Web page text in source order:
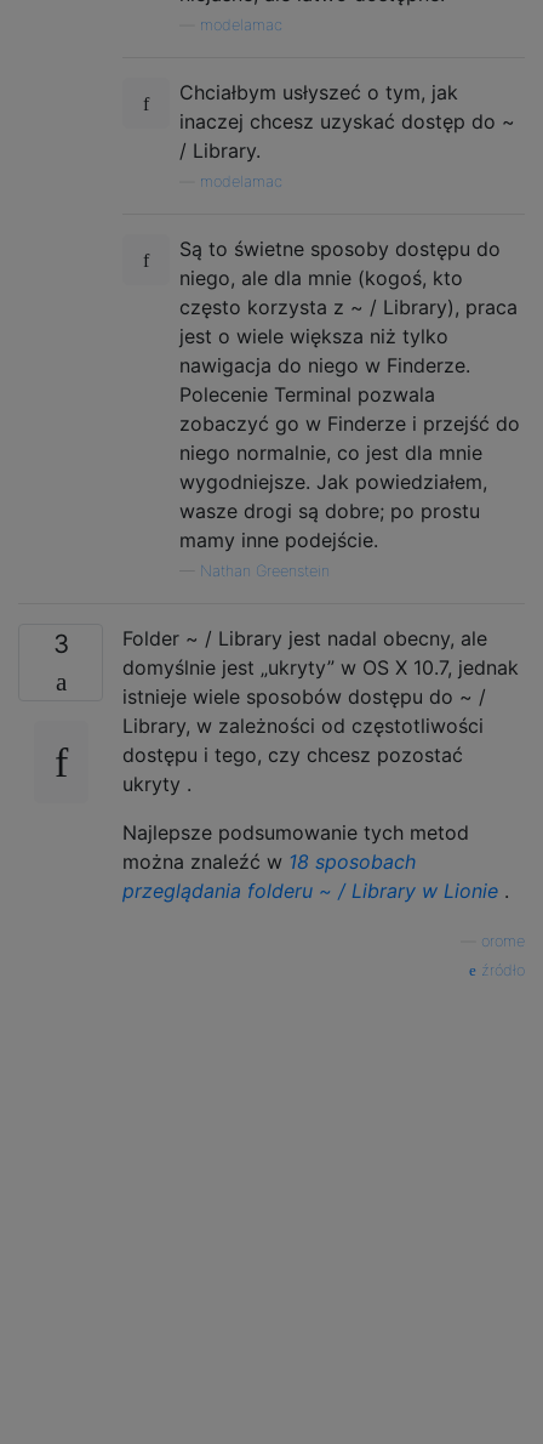
modelamac
Chciałbym usłyszeć o tym, jak
inaczej chcesz uzyskać dostęp do ~
/ Library.
modelamac
Są to świetne sposoby dostępu do
niego, ale dla mnie (kogoś, kto
często korzysta z ~ / Library), praca
jest o wiele większa niż tylko
nawigacja do niego w Finderze.
Polecenie Terminal pozwala
zobaczyć go w Finderze i przejść do
niego normalnie, co jest dla mnie
wygodniejsze. Jak powiedziałem,
wasze drogi są dobre; po prostu
mamy inne podejście.
Nathan Greenstein
3
Folder ~ / Library jest nadal obecny, ale
domyślnie jest „ukryty” w OS X 10.7, jednak
istnieje wiele sposobów dostępu do ~ /
Library, w zależności od częstotliwości
dostępu i tego, czy chcesz pozostać
ukryty .
Najlepsze podsumowanie tych metod
można znaleźć w 18 sposobach
przeglądania folderu ~ / Library w Lionie .
orome
źródło